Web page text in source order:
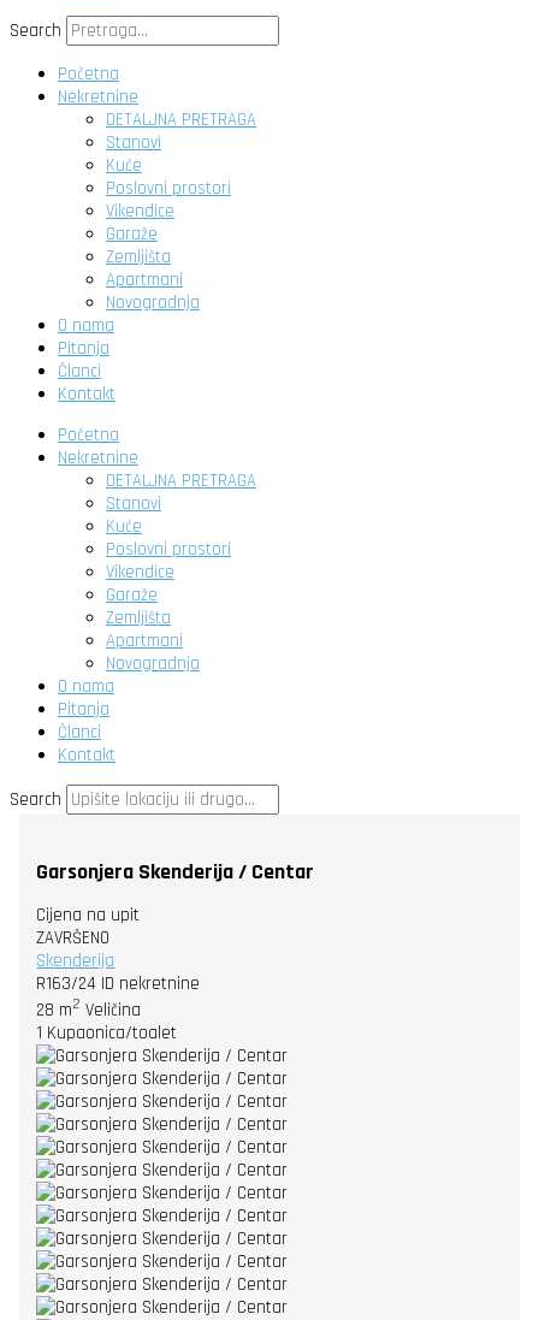
Search
Početna
Nekretnine
DETALJNA PRETRAGA
Stanovi
Kuće
Poslovni prostori
Vikendice
Garaže
Zemljišta
Apartmani
Novogradnja
O nama
Pitanja
Članci
Kontakt
Početna
Nekretnine
DETALJNA PRETRAGA
Stanovi
Kuće
Poslovni prostori
Vikendice
Garaže
Zemljišta
Apartmani
Novogradnja
O nama
Pitanja
Članci
Kontakt
Search
Garsonjera Skenderija / Centar
Cijena na upit
ZAVRŠENO
Skenderija
R163/24 ID nekretnine
28 m2 Veličina
1 Kupaonica/toalet